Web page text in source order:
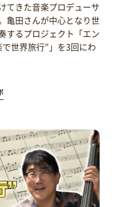
てきた音楽プロデューサ
亀田さんが中心となり世
するプロジェクト「エン
世界旅行”」を3回にわ